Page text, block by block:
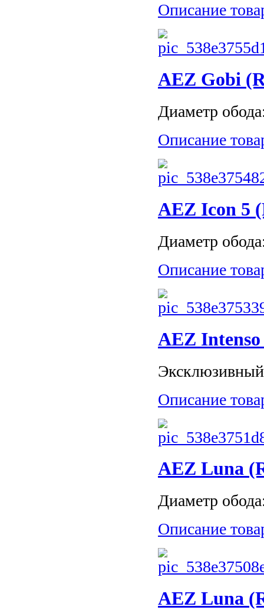
Описание
AEZ Gobi
Диаметр
Описание
AEZ Icon 5
Диаметр
Описание
AEZ Intenso
Описание
AEZ Luna
Диаметр
Описание
AEZ Luna